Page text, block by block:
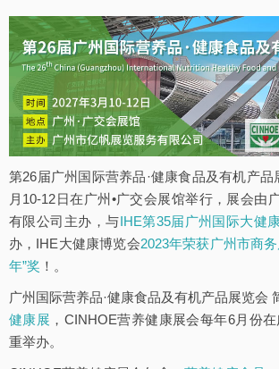
第26届广州国际营养品·健康食品及有机产品
月10-12日在广州•广交会展馆举行，展会由
有限公司主办，与IHE第35届广州国际大健
办，IHE大健康博览会2023年荣获广州市商
年”奖 ！。
广州国际营养品·健康食品及有机产品展览会
健康展 ，CINHOE营养健康展会每年6月份
重举办。